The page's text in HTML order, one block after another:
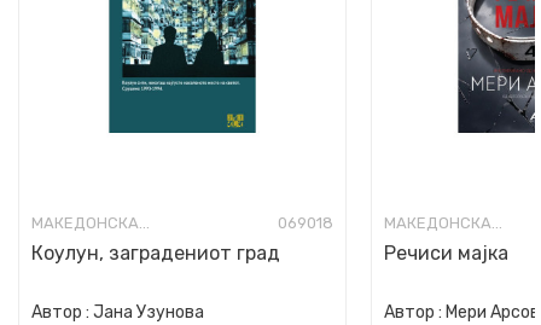
МАКЕДОНСКА КНИЖЕВНОСТ 069018
Коулун, заградениот град
Автор : Јана Узунова
МАКЕДОНСКА КНИЖЕВНОСТ
Речиси мајка
Автор : Мери